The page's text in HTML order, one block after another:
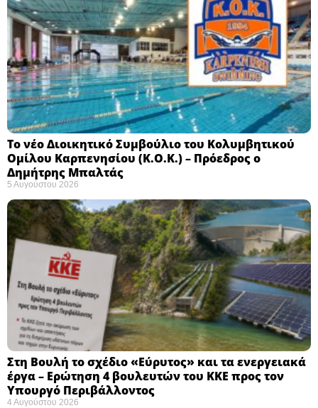
Το νέο Διοικητικό Συμβούλιο του Κολυμβητικού
Ομίλου Καρπενησίου (Κ.Ο.Κ.) – Πρόεδρος ο
Δημήτρης Μπαλτάς
5 Αυγούστου 2026
Στη Βουλή το σχέδιο «Εύρυτος» και τα ενεργειακά
έργα – Ερώτηση 4 βουλευτών του ΚΚΕ προς τον
Υπουργό Περιβάλλοντος
4 Αυγούστου 2026